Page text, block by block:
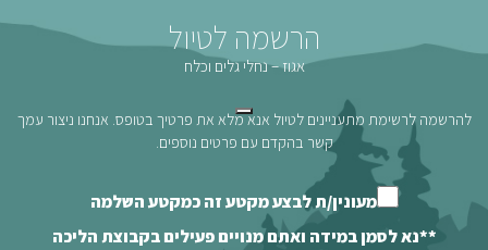
הרשמה לטיול
אגוז – נחלי גלים וכלח
להרשמה לרשימת מתעניינים לטיול אנא מלא את פרטיך בטופס. אנחנו ניצור עמך
קשר בהקדם עם פרטים נוספים.
מעונין/ת לבצע מקטע זה כמקטע השלמה
**נא לסמן במידה ואתם מנויים פעילים בקבוצת הליכה